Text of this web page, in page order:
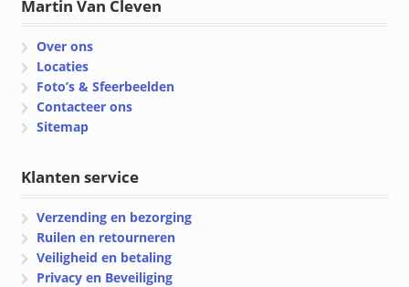
Martin Van Cleven
Over ons
Locaties
Foto’s & Sfeerbeelden
Contacteer ons
Sitemap
Klanten service
Verzending en bezorging
Ruilen en retourneren
Veiligheid en betaling
Privacy en Beveiliging